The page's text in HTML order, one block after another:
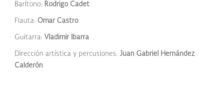
Barítono: Rodrigo Cadet
Flauta: Omar Castro
Guitarra: Vladimir Ibarra
Dirección artística y percusiones: Juan Gabriel Hernández
Calderón